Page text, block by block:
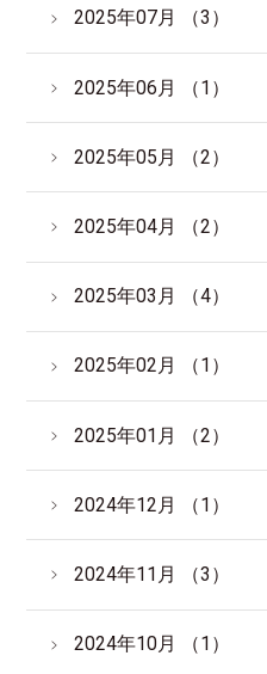
2025年07月 （3）
2025年06月 （1）
2025年05月 （2）
2025年04月 （2）
2025年03月 （4）
2025年02月 （1）
2025年01月 （2）
2024年12月 （1）
2024年11月 （3）
2024年10月 （1）